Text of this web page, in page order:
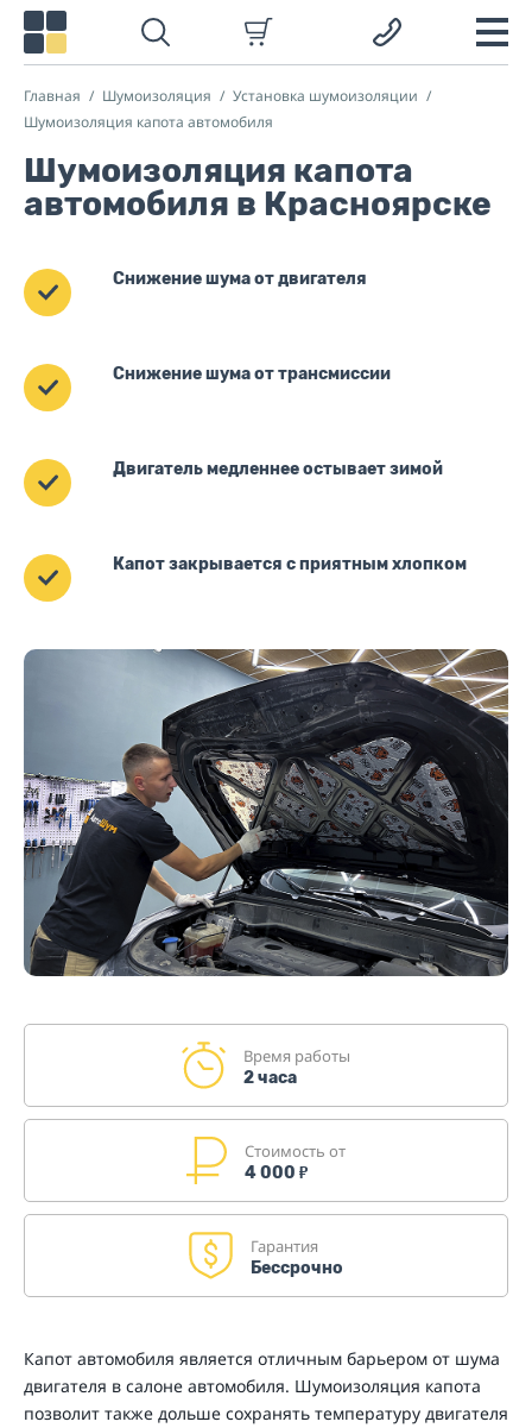
Главная Шумоизоляция
Установка шумоизоляции
Шумоизоляция капота автомобиля
Шумоизоляция капота
автомобиля в Красноярске
Снижение шума от двигателя
Снижение шума от трансмиссии
Двигатель медленнее остывает зимой
Капот закрывается с приятным хлопком
Время работы
2 часа
Стоимость от
4 000 ₽
Гарантия
Бессрочно
Капот автомобиля является отличным барьером от шума
двигателя в салоне автомобиля. Шумоизоляция капота
позволит также дольше сохранять температуру двигателя